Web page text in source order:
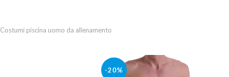
Costumi piscina uomo da allenamento
-20%